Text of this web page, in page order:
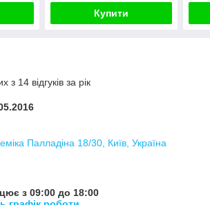
Купити
з 14 відгуків за рік
Палладіна 18/30, Київ, Україна
з 09:00 до 18:00